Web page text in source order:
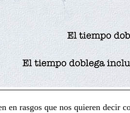
en rasgos que nos quieren decir